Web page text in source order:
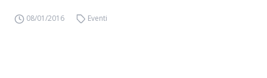
08/01/2016 Eventi